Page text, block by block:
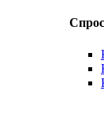
Спрос